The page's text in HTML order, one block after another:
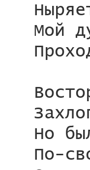
Мой
Но
По-